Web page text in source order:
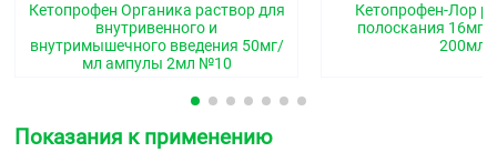
Кетопрофен Органика раствор для
внутривенного и
внутримышечного введения 50мг/
мл ампулы 2мл №10
Кетопрофен-Лор
полоскания
200мл
Показания к применению